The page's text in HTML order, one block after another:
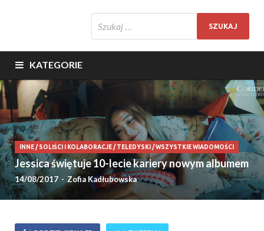
KATEGORIE
INNE/SOLIŚCI I KOLABORACJE/TELEDYSKI /WSZYSTKIE WIADOMOŚCI
Jessica świętuje 10-lecie kariery nowym albumem
14/08/2017 - Zofia Kadłubowska